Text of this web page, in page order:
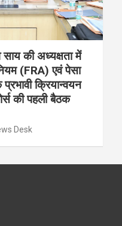
की अध्यक्षता में
(FRA) एवं पेसा
क्रियान्वयन
की पहली बैठक
Desk